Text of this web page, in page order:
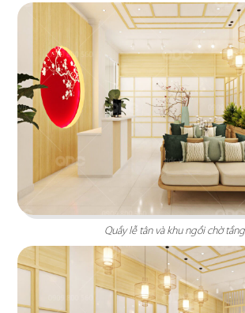
BAOZ DIMSUM
Nhà hàng mang hơi thở Trung Hoa
tái hiện theo hình khối độc đáo
Chi tiết
Quầy lễ tân và khu ngồi chờ